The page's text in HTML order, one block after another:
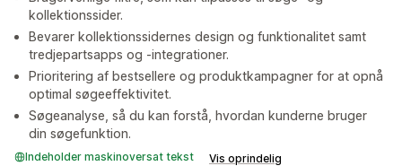
kollektionssider.
Bevarer kollektionssidernes design og funktionalitet samt
tredjepartsapps og -integrationer.
Prioritering af bestsellere og produktkampagner for at opnå
optimal søgeeffektivitet.
Søgeanalyse, så du kan forstå, hvordan kunderne bruger
din søgefunktion.
Indeholder maskinoversat tekst Vis oprindelig